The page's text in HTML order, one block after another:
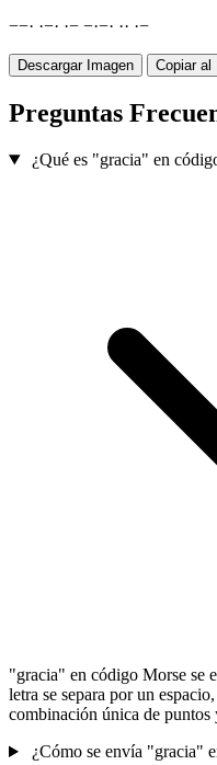
−−· ·−· ·− −·−· ·· ·−
Descargar Imagen Copiar al
Preguntas
¿Qué es "gracia" en
"gracia" en código Morse se
letra se separa por un
combinación única de puntos
¿Cómo se envía "gracia"